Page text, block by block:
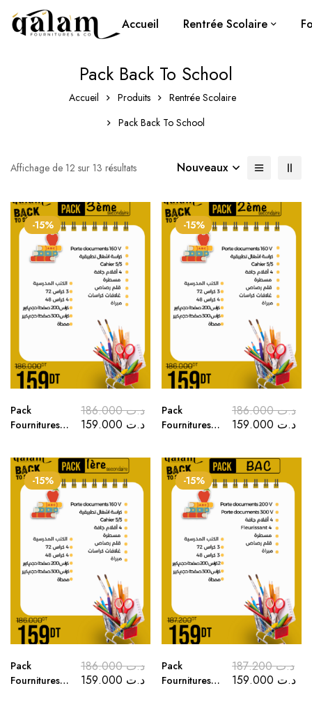
Accueil Rentrée Scolaire
Pack Back To School
Accueil Produits
Rentrée Scolaire
Pack Back To School
Affichage de 12 sur 13 résultats Nouveaux
-15%
Pack
Fournitures
3ème année
Secondaire
2025-2026
د.ت186.000
د.ت
-15%
Pack
Fournitures
2ème année
Secondaire
2025-2026
د.ت186.000
د.ت
-15%
Pack
Fournitures
د.ت186.000
د.ت
-15%
Pack
Fournitures
د.ت187.200
د.ت